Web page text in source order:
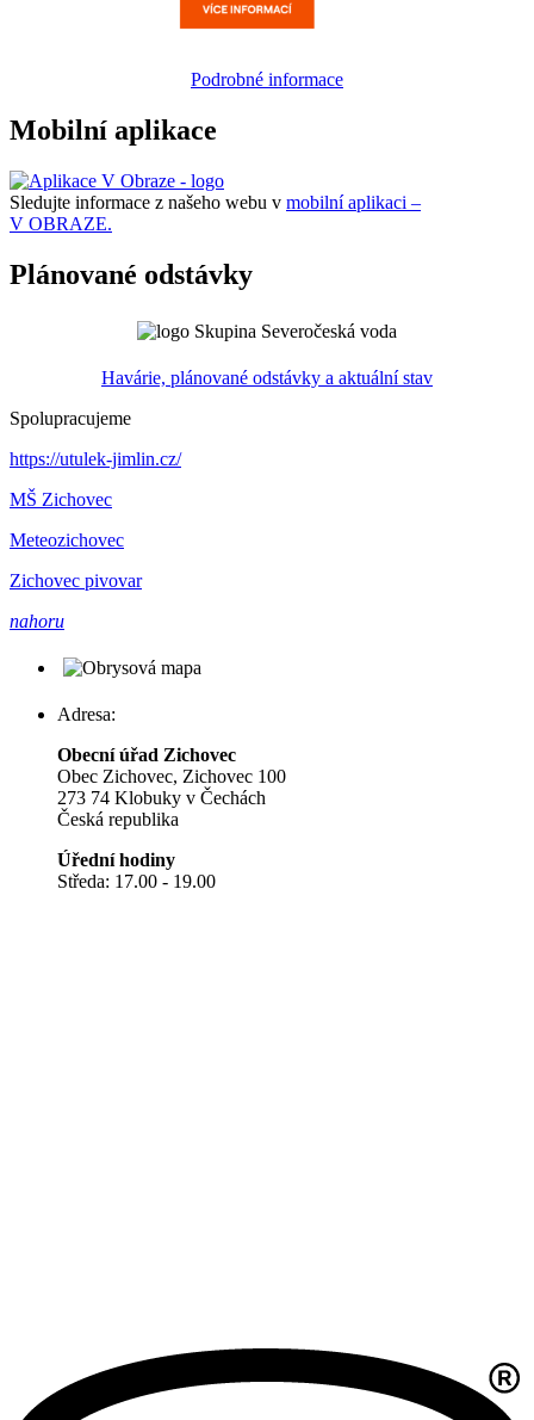
Podrobné informace
Mobilní aplikace
Sledujte informace z našeho webu v mobilní aplikaci –
V OBRAZE.
Plánované odstávky
Havárie, plánované odstávky a aktuální stav
Spolupracujeme
https://utulek-jimlin.cz/
MŠ Zichovec
Meteozichovec
Zichovec pivovar
nahoru
Adresa:
Obecní úřad Zichovec
Obec Zichovec, Zichovec 100
273 74 Klobuky v Čechách
Česká republika
Úřední hodiny
Středa: 17.00 - 19.00